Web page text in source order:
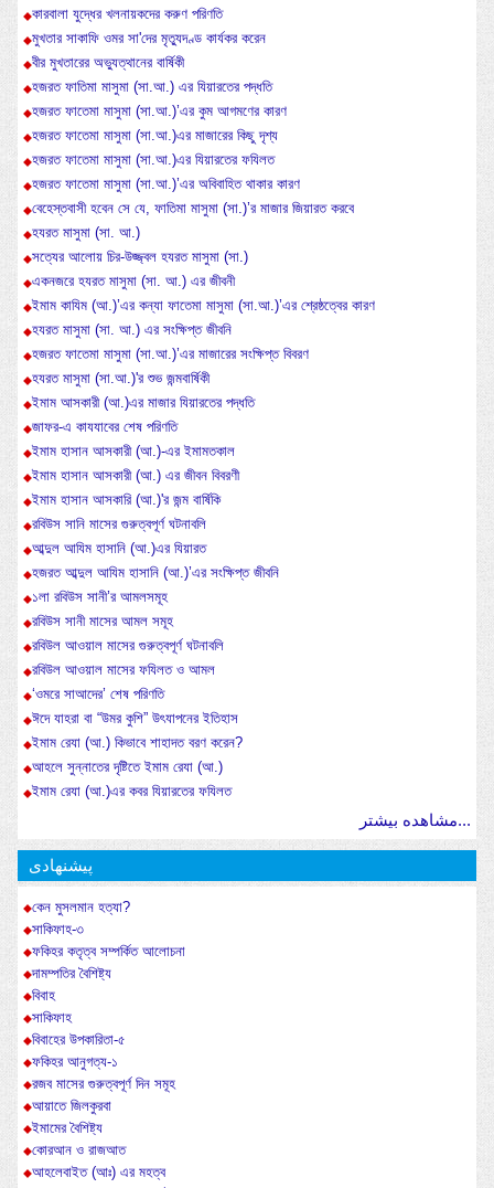
কারবালা যুদ্ধের খলনায়কদের করুণ পরিণতি
মুখতার সাকাফি ওমর সা'দের মৃত্যুদণ্ড কার্যকর করেন
বীর মুখতারের অভ্যুত্থানের বার্ষিকী
হজরত ফাতিমা মাসুমা (সা.আ.) এর যিয়ারতের পদ্ধতি
হজরত ফাতেমা মাসুমা (সা.আ.)’এর কুম আগমণের কারণ
হজরত ফাতেমা মাসুমা (সা.আ.)এর মাজারের কিছু দৃশ্য
হজরত ফাতেমা মাসুমা (সা.আ.)এর যিয়ারতের ফযিলত
হজরত ফাতেমা মাসুমা (সা.আ.)’এর অবিবাহিত থাকার কারণ
বেহেস্তবাসী হবেন সে যে, ফাতিমা মাসুমা (সা.)’র মাজার জিয়ারত করবে
হযরত মাসুমা (সা. আ.)
সত্যের আলোয় চির-উজ্জ্বল হযরত মাসুমা (সা.)
একনজরে হযরত মাসুমা (সা. আ.) এর জীবনী
ইমাম কাযিম (আ.)’এর কন্যা ফাতেমা মাসুমা (সা.আ.)’এর শ্রেষ্ঠত্বের কারণ
হযরত মাসুমা (সা. আ.) এর সংক্ষিপ্ত জীবনি
হজরত ফাতেমা মাসুমা (সা.আ.)’এর মাজারের সংক্ষিপ্ত বিবরণ
হযরত মাসুমা (সা.আ.)'র শুভ জন্মবার্ষিকী
ইমাম আসকারী (আ.)এর মাজার যিয়ারতের পদ্ধতি
জাফর-এ কাযযাবের শেষ পরিণতি
ইমাম হাসান আসকারী (আ.)-এর ইমামতকাল
ইমাম হাসান আসকারী (আ.) এর জীবন বিবরণী
ইমাম হাসান আসকারি (আ.)'র জন্ম বার্ষিকি
রবিউস সানি মাসের গুরুত্বপূর্ণ ঘটনাবলি
আব্দুল আযিম হাসানি (আ.)এর যিয়ারত
হজরত আব্দুল আযিম হাসানি (আ.)’এর সংক্ষিপ্ত জীবনি
১লা রবিউস সানী’র আমলসমূহ
রবিউস সানী মাসের আমল সমূহ
রবিউল আওয়াল মাসের গুরুত্বপূর্ণ ঘটনাবলি
রবিউল আওয়াল মাসের ফযিলত ও আমল
‘ওমরে সাআদের’ শেষ পরিণতি
ঈদে যাহরা বা “উমর কুশি” উৎযাপনের ইতিহাস
ইমাম রেযা (আ.) কিভাবে শাহাদত বরণ করেন?
আহলে সুন্নাতের দৃষ্টিতে ইমাম রেযা (আ.)
ইমাম রেযা (আ.)এর কবর যিয়ারতের ফযিলত
مشاهده بیشتر...
پیشنهادی
কেন মুসলমান হত্যা?
সাকিফাহ-৩
ফকিহর কতৃত্ব সম্পর্কিত আলোচনা
দামম্পতির বৈশিষ্ট্য
বিবাহ
সাকিফাহ
বিবাহের উপকারিতা-৫
ফকিহর আনুগত্য-১
রজব মাসের গুরুত্বপূর্ণ দিন সমূহ
আয়াতে জিলকুরবা
ইমামের বৈশিষ্ট্য
কোরআন ও রাজআত
আহলেবাইত (আঃ) এর মহত্ব